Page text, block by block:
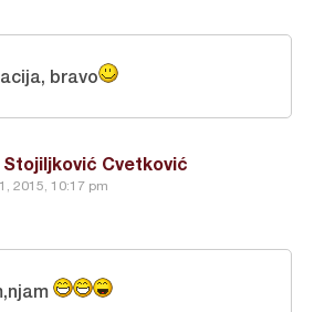
Cvetković
2015, 10:17 pm
bravo